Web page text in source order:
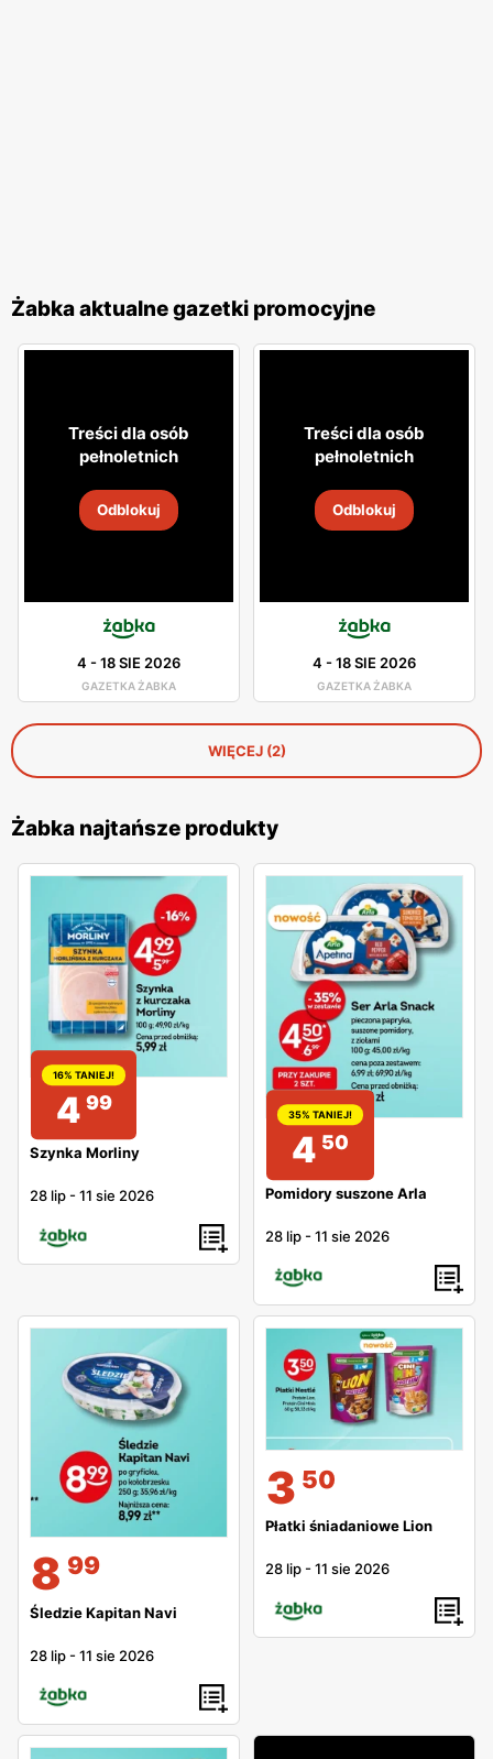
Żabka aktualne gazetki promocyjne
Treści dla osób
pełnoletnich
Odblokuj
4 -18 SIE 2026
GAZETKA ŻABKA
Treści dla osób
pełnoletnich
Odblokuj
4 -18 SIE 2026
GAZETKA ŻABKA
WIĘCEJ (2)
Żabka najtańsze produkty
16% TANIEJ!
4 99
Szynka Morliny
28 lip -11 sie 2026
35% TANIEJ!
4 50
Pomidory suszone Arla
28 lip -11 sie 2026
8 99
Śledzie Kapitan Navi
28 lip -11 sie 2026
3 50
Płatki śniadaniowe Lion
28 lip -11 sie 2026